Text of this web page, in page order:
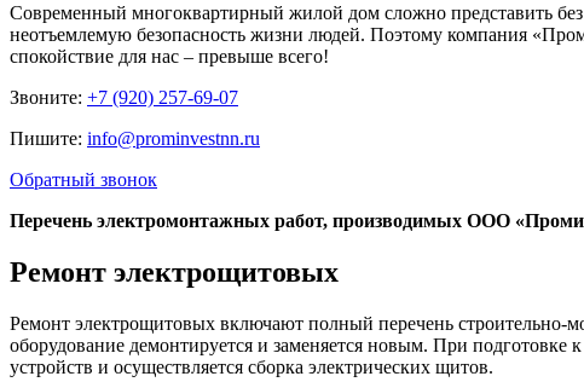
Современный многоквартирный жилой дом сложно представить
неотъемлемую безопасность жизни людей. Поэтому компания
спокойствие для нас – превыше всего!
Звоните: +7 (920) 257-69-07
Пишите: info@prominvestnn.ru
Обратный звонок
Перечень электромонтажных работ, производимых ООО
Ремонт электрощитовых
Ремонт электрощитовых включают полный перечень строительно-
оборудование демонтируется и заменяется новым. При подготовке
устройств и осуществляется сборка электрических щитов.